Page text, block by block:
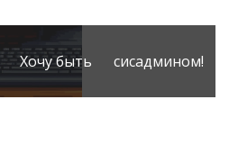
Хочу быть сисадмином!